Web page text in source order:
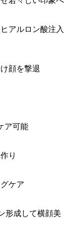
アルロン酸注入
顔を撃退
ア可能
り
ケア
形成して横顔美